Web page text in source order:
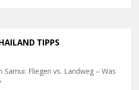
TIPPS
Samui: Fliegen vs. Landweg – Was